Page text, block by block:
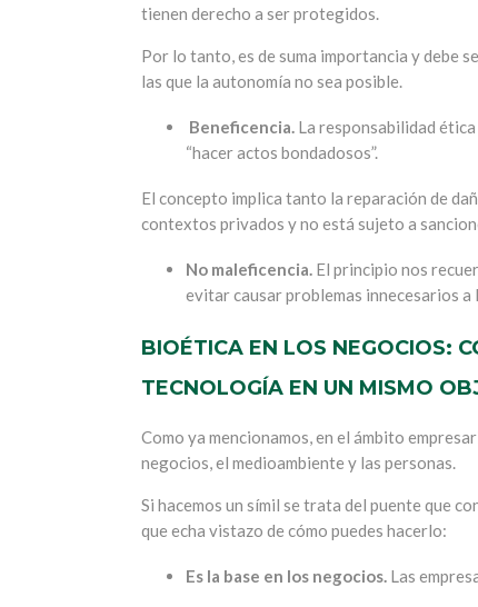
tienen derecho a ser protegidos.
Por lo tanto, es de suma importancia y debe
las que la autonomía no sea posible.
Beneficencia. La responsabilidad
“hacer actos bondadosos”.
El concepto implica tanto la reparación de
contextos privados y no está sujeto a
No maleficencia. El principio nos
evitar causar problemas innecesarios a
BIOÉTICA EN LOS NEGOCIOS:
TECNOLOGÍA EN UN MISMO
Como ya mencionamos, en el ámbito
negocios, el medioambiente y las personas.
Si hacemos un símil se trata del puente que
que echa vistazo de cómo puedes hacerlo:
Es la base en los negocios. Las